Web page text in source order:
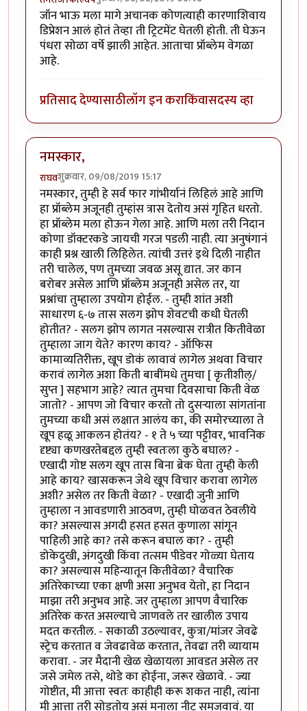
जॉन भाऊ मला मागे अचानक कोणत्याही कारणाशिवाय
डिप्रेशन आलं होतं तेव्हा ती ट्रिटमेंट घेतली होती. ती घेऊन
पंधरा सोळा वर्षे झाली आहेत. आताचा प्रॉब्लेम वेगळा
आहे.
प्रतिसाद देण्यासाठीलॉग इन कराकिंवासदस्य व्हा
नमस्कार,
राघवशुक्रवार, 09/08/2019 15:17
नमस्कार, तुम्ही हे सर्व फार गांभीर्यानं लिहिलं आहे आणि
हा प्रॉब्लेम अजूनही तुम्हांस त्रास देतोय असं गृहित धरतो.
हा प्रॉब्लेम मला होऊन गेला आहे. आणि मला तरी निदान
कोणा डॉक्टरकडे जायची गरज पडली नाही. त्या अनुषंगानं
काही प्रश्न खाली लिहिलेत. त्यांची उत्तरं इथे दिली नाहीत
तरी चालेल, पण तुमच्या जवळ असू द्यात. जर कान
बरोबर असेल आणि प्रॉब्लेम अजूनही असेल तर, या
प्रश्नांचा तुम्हाला उपयोग होईल. - तुम्ही शांत अशी
साधारण ६-७ तास सलग झोप शेवटची कधी घेतली
होतीत? - सलग झोप लागत नसल्यास रात्रीत कितीवेळा
तुम्हाला जाग येते? कारण काय? - ऑफिस
कामाव्यतिरीक्त, खूप डोकं लावावं लागेल अथवा विचार
करावं लागेल अशा किती बाबींमधे तुमचा [ कृतीशील्/
सुप्त ] सहभाग आहे? त्यात तुमचा दिवसाचा किती वेळ
जातो? - आपण जो विचार करतो तो दुसर्‍याला सांगतांना
तुमच्या कधी असं लक्षात आलंय का, की समोरच्याला ते
खूप हळू आकलन होतंय? - १ ते ५ च्या पट्टीवर, भावनिक
दृष्ट्या कणखरतेबद्दल तुम्ही स्वतःला कुठे बघाल? -
एखादी गोष्ट सलग खूप तास बिना ब्रेक घेता तुम्ही केली
आहे काय? खासकरून जेथे खूप विचार करावा लागेल
अशी? असेल तर किती वेळा? - एखादी जुनी आणि
तुम्हाला न आवडणारी आठवण, तुम्ही घोळवत ठेवलीये
का? असल्यास अगदी हसत हसत कुणाला सांगून
पाहिली आहे का? तसे करून बघाल का? - तुम्ही
डोकेदुखी, अंगदुखी किंवा तत्सम पीडेवर गोळ्या घेताय
का? असल्यास महिन्यातून कितीवेळा? वैचारिक
अतिरेकाच्या एका क्षणी असा अनुभव येतो, हा निदान
माझा तरी अनुभव आहे. जर तुम्हाला आपण वैचारिक
अतिरेक करत असल्याचे जाणवले तर खालील उपाय
मदत करतील. - सकाळी उठल्यावर, कुत्रा/मांजर जेवढे
स्ट्रेच करतात व जेवढावेळ करतात, तेवढा तरी व्यायाम
करावा. - जर मैदानी खेळ खेळायला आवडत असेल तर
जसे जमेल तसे, थोडे का होईना, जरूर खेळावे. - ज्या
गोष्टीत, मी आत्ता स्वतः काहीही करू शकत नाही, त्यांना
मी आत्ता तरी सोडतोय असं मनाला नीट समजवावं. या